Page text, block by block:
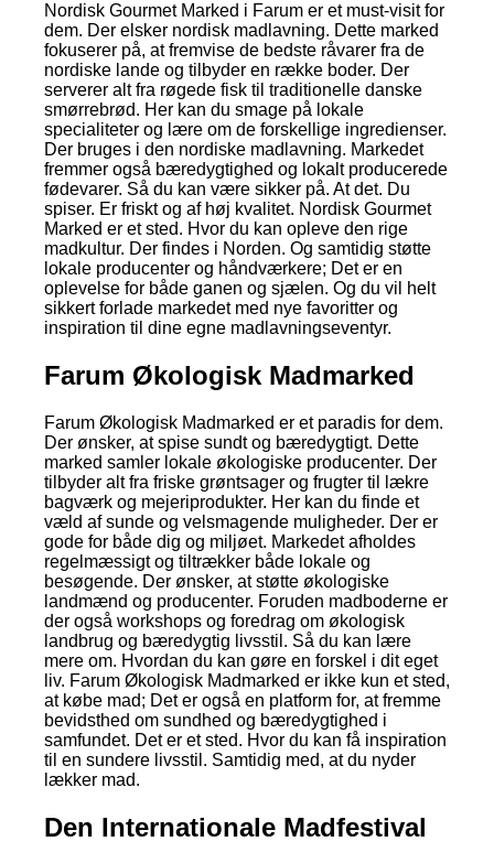
Nordisk Gourmet Marked i Farum er et must-visit for
dem. Der elsker nordisk madlavning. Dette marked
fokuserer på, at fremvise de bedste råvarer fra de
nordiske lande og tilbyder en række boder. Der
serverer alt fra røgede fisk til traditionelle danske
smørrebrød. Her kan du smage på lokale
specialiteter og lære om de forskellige ingredienser.
Der bruges i den nordiske madlavning. Markedet
fremmer også bæredygtighed og lokalt producerede
fødevarer. Så du kan være sikker på. At det. Du
spiser. Er friskt og af høj kvalitet. Nordisk Gourmet
Marked er et sted. Hvor du kan opleve den rige
madkultur. Der findes i Norden. Og samtidig støtte
lokale producenter og håndværkere; Det er en
oplevelse for både ganen og sjælen. Og du vil helt
sikkert forlade markedet med nye favoritter og
inspiration til dine egne madlavningseventyr.
Farum Økologisk Madmarked
Farum Økologisk Madmarked er et paradis for dem.
Der ønsker, at spise sundt og bæredygtigt. Dette
marked samler lokale økologiske producenter. Der
tilbyder alt fra friske grøntsager og frugter til lækre
bagværk og mejeriprodukter. Her kan du finde et
væld af sunde og velsmagende muligheder. Der er
gode for både dig og miljøet. Markedet afholdes
regelmæssigt og tiltrækker både lokale og
besøgende. Der ønsker, at støtte økologiske
landmænd og producenter. Foruden madboderne er
der også workshops og foredrag om økologisk
landbrug og bæredygtig livsstil. Så du kan lære
mere om. Hvordan du kan gøre en forskel i dit eget
liv. Farum Økologisk Madmarked er ikke kun et sted,
at købe mad; Det er også en platform for, at fremme
bevidsthed om sundhed og bæredygtighed i
samfundet. Det er et sted. Hvor du kan få inspiration
til en sundere livsstil. Samtidig med, at du nyder
lækker mad.
Den Internationale Madfestival